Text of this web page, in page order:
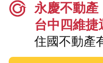
永慶不動產
台中四維捷
住國不動產